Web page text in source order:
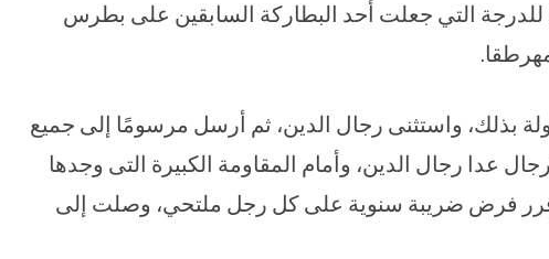
للدرجة التي جعلت أحد البطاركة السابقين على بطرس
بذلك، واستثنى رجال الدين، ثم أرسل مرسومًا إلى جميع
عدا رجال الدين، وأمام المقاومة الكبيرة التى وجدها
فرض ضريبة سنوية على كل رجل ملتحي، وصلت إلى